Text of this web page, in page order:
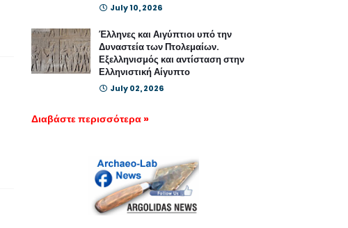
July 10, 2026
Έλληνες και Αιγύπτιοι υπό την
Δυναστεία των Πτολεμαίων.
Εξελληνισμός και αντίσταση στην
Ελληνιστική Αίγυπτο
July 02, 2026
Διαβάστε περισσότερα »